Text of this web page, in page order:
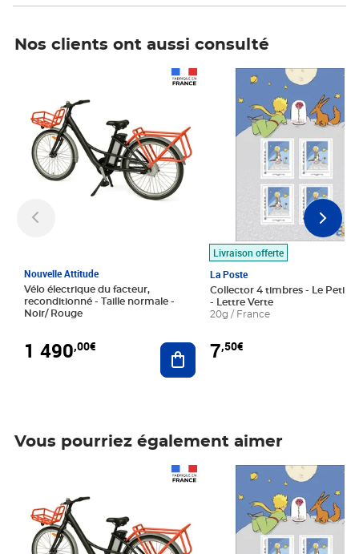
Nos clients ont aussi consulté
Nouvelle Attitude
Vélo électrique du facteur,
reconditionné - Taille normale -
Noir/ Rouge
1 490,00€ Ajouter au panier
Livraison offerte
La Poste
Collector 4 timbres - Le Petit
- Lettre Verte
20g / France
7,50€
Prix 7,50€
Vous pourriez également aimer
Prix 7,50€